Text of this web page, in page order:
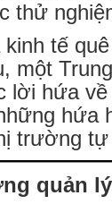
thử
kinh tế
một
lời hứa
hứa
trường tự
quản